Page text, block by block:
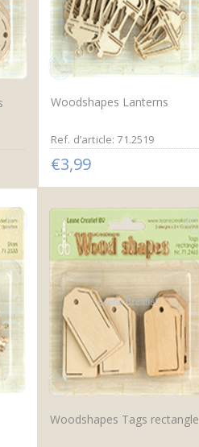
Woodshapes Lanterns
Ref. d’article: 71.2519
€3,99
Woodshapes Tags rectangle